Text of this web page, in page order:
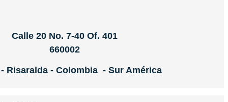
Calle 20 No. 7-40 Of. 401
660002
Risaralda - Colombia - Sur América